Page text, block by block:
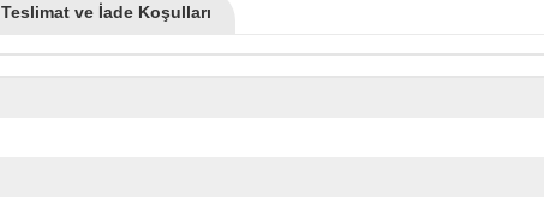
Teslimat ve İade Koşulları